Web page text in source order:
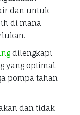
dan untuk
di mana
dilengkapi
yang optimal.
pompa tahan
dan tidak